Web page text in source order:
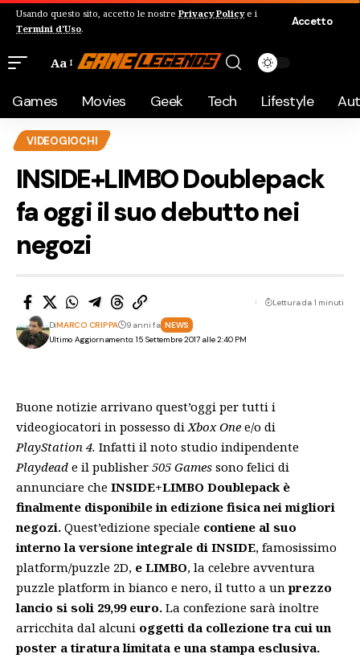
Usando questo sito, accetto le nostre Privacy Policye i
Termini d'Uso.
Accetto
Aa
Games Movies Geek Tech Lifestyle
VIDEOGIOCHI
INSIDE+LIMBO Doublepack
fa oggi il suo debutto nei
negozi
Ultimo Aggiornamento: 15 Settembre 2017 alle 2:40 PM
DiMARCO CRIPPA 9 anni fa NEWS
Lettura da 1 minuti
Buone notizie arrivano quest’oggi per tutti i
videogiocatori in possesso diXbox One e/o di
PlayStation 4. Infatti il noto studio indipendente
Playdead e il publisher 505 Games sono felici di
annunciare che INSIDE+LIMBO Doublepack è
finalmente disponibile in edizione fisica nei migliori
negozi. Quest’edizione speciale contiene al suo
interno la versione integrale di INSIDE, famosissimo
platform/puzzle 2D, e LIMBO, la celebre avventura
puzzle platform in bianco e nero, il tutto a unprezzo
lancio si soli 29,99 euro. La confezione sarà inoltre
arricchita dal alcuni oggetti da collezione tra cui un
poster a tiratura limitata e una stampa esclusiva.